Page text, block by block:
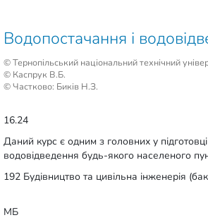
Водопостачання і
© Тернопільський національний технічний
© Каспрук В.Б.
© Частково: Биків Н.З.
16.24
Даний курс є одним з головних у
водовідведення будь-якого населеного
192 Будівництво та цивільна інженерія
МБ